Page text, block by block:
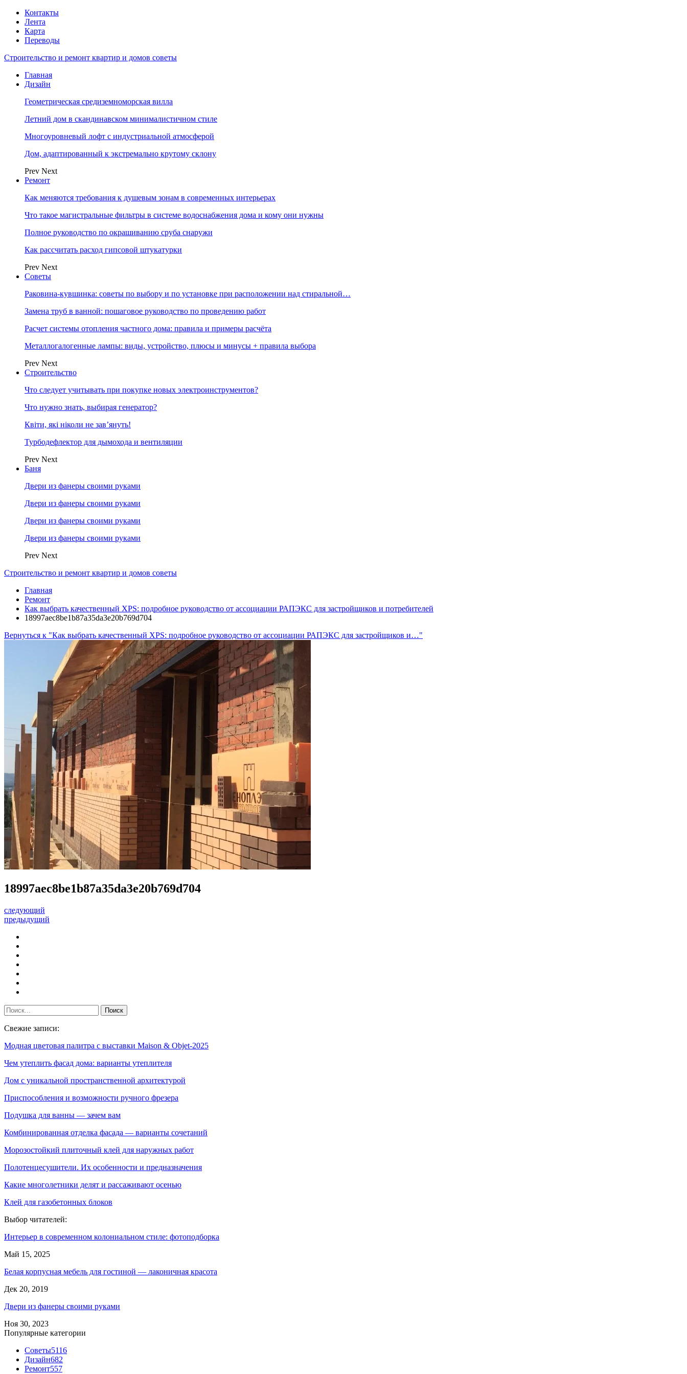
Контакты
Лента
Карта
Переводы
Строительство и ремонт квартир и домов советы
Главная
Дизайн
Геометрическая средиземноморская вилла
Летний дом в скандинавском минималистичном стиле
Многоуровневый лофт с индустриальной атмосферой
Дом, адаптированный к экстремально крутому склону
Prev Next
Ремонт
Как меняются требования к душевым зонам в современных интерьерах
Что такое магистральные фильтры в системе водоснабжения дома и кому они нужны
Полное руководство по окрашиванию сруба снаружи
Как рассчитать расход гипсовой штукатурки
Prev Next
Советы
Раковина-кувшинка: советы по выбору и по установке при расположении над стиральной…
Замена труб в ванной: пошаговое руководство по проведению работ
Расчет системы отопления частного дома: правила и примеры расчёта
Металлогалогенные лампы: виды, устройство, плюсы и минусы + правила выбора
Prev Next
Строительство
Что следует учитывать при покупке новых электроинструментов?
Что нужно знать, выбирая генератор?
Квіти, які ніколи не зав’януть!
Турбодефлектор для дымохода и вентиляции
Prev Next
Баня
Двери из фанеры своими руками
Двери из фанеры своими руками
Двери из фанеры своими руками
Двери из фанеры своими руками
Prev Next
Строительство и ремонт квартир и домов советы
Главная
Ремонт
Как выбрать качественный XPS: подробное руководство от ассоциации РАПЭКС для застройщиков и потребителей
18997aec8be1b87a35da3e20b769d704
Вернуться к "Как выбрать качественный XPS: подробное руководство от ассоциации РАПЭКС для застройщиков и…"
18997aec8be1b87a35da3e20b769d704
следующий
предыдущий
Свежие записи:
Модная цветовая палитра с выставки Maison & Objet-2025
Чем утеплить фасад дома: варианты утеплителя
Дом с уникальной пространственной архитектурой
Приспособления и возможности ручного фрезера
Подушка для ванны — зачем вам
Комбинированная отделка фасада — варианты сочетаний
Морозостойкий плиточный клей для наружных работ
Полотенцесушители. Их особенности и предназначения
Какие многолетники делят и рассаживают осенью
Клей для газобетонных блоков
Выбор читателей:
Интерьер в современном колониальном стиле: фотоподборка
Май 15, 2025
Белая корпусная мебель для гостиной — лаконичная красота
Дек 20, 2019
Двери из фанеры своими руками
Ноя 30, 2023
Популярные категории
Советы5116
Дизайн682
Ремонт557